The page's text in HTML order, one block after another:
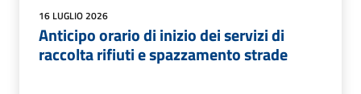
16 LUGLIO 2026
Anticipo orario di inizio dei servizi di
raccolta rifiuti e spazzamento strade